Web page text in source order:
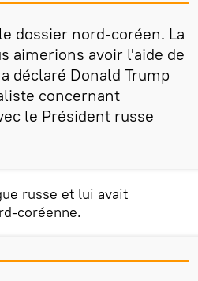
dossier nord-coréen. La
aimerions avoir l'aide de
déclaré Donald Trump
concernant
le Président russe
russe et lui avait
coréenne.